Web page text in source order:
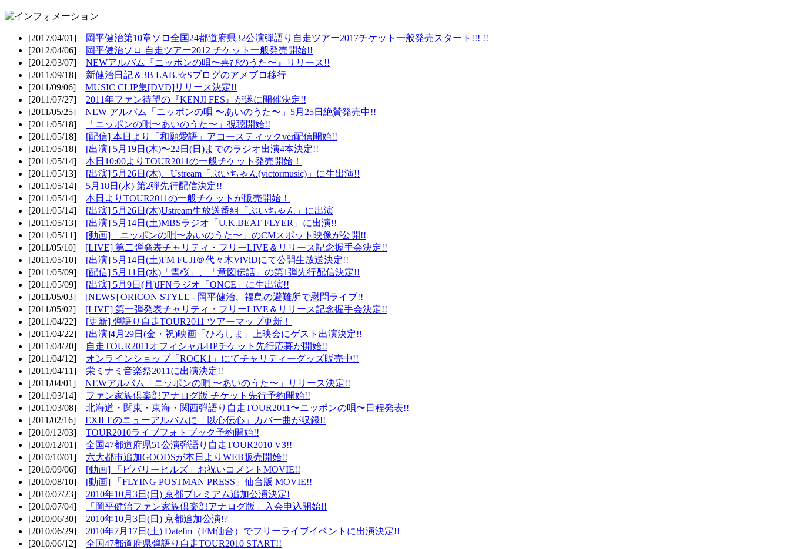
[2017/04/01]
岡平健治第10章ソロ全国24都道府県32公演弾語り自走ツアー2017チケット一般発売スタート!!! !!
[2012/04/06]
岡平健治ソロ 自走ツアー2012 チケット一般発売開始!!
[2012/03/07] NEWアルバム『ニッポンの唄〜喜びのうた〜』リリース!!
[2011/09/18] 新健治日記＆3B LAB.☆Sブログのアメブロ移行
[2011/09/06] MUSIC CLIP集[DVD]リリース決定!!
[2011/07/27] 2011年ファン待望の『KENJI FES』が遂に開催決定!!
[2011/05/25] NEW アルバム「ニッポンの唄 〜あいのうた〜」5月25日絶賛発売中!!
[2011/05/18]
「ニッポンの唄〜あいのうた〜」視聴開始!!
[2011/05/18] [配信] 本日より「和願愛語」アコースティックver配信開始!!
[2011/05/18] [出演] 5月19日(木)〜22日(日)までのラジオ出演4本決定!!
[2011/05/14] 本日10:00よりTOUR2011の一般チケット発売開始！
[2011/05/13] [出演] 5月26日(木)、Ustream「ぶいちゃん(victormusic)」に生出演!!
[2011/05/14] 5月18日(水) 第2弾先行配信決定!!
[2011/05/14] 本日よりTOUR2011の一般チケットが販売開始！
[2011/05/14] [出演] 5月26日(木)Ustream生放送番組「ぶいちゃん」に出演
[2011/05/13] [出演] 5月14日(土)MBSラジオ「U.K.BEAT FLYER」に出演!!
[2011/05/11] [動画]「ニッポンの唄〜あいのうた〜」のCMスポット映像が公開!!
[2011/05/10] [LIVE] 第二弾発表チャリティ・フリーLIVE＆リリース記念握手会決定!!
[2011/05/10] [出演] 5月14日(土)FM FUJI＠代々木ViViDにて公開生放送決定!!
[2011/05/09] [配信] 5月11日(水)「雪桜」、「意図伝話」の第1弾先行配信決定!!
[2011/05/09] [出演] 5月9日(月)JFNラジオ「ONCE」に生出演!!
[2011/05/03] [NEWS] ORICON STYLE - 岡平健治、福島の避難所で慰問ライブ!!
[2011/05/02] [LIVE] 第一弾発表チャリティ・フリーLIVE＆リリース記念握手会決定!!
[2011/04/22] [更新] 弾語り自走TOUR2011 ツアーマップ更新！
[2011/04/22] [出演]4月29日(金・祝)映画「ひろしま」上映会にゲスト出演決定!!
[2011/04/20]
自走TOUR2011オフィシャルHPチケット先行応募が開始!!
[2011/04/12] オンラインショップ「ROCK1」にてチャリティーグッズ販売中!!
[2011/04/11] 栄ミナミ音楽祭2011に出演決定!!
[2011/04/01] NEWアルバム「ニッポンの唄 〜あいのうた〜」リリース決定!!
[2011/03/14] ファン家族倶楽部アナログ版 チケット先行予約開始!!
[2011/03/08] 北海道・関東・東海・関西弾語り自走TOUR2011〜ニッポンの唄〜日程発表!!
[2011/02/16] EXILEのニューアルバムに「以心伝心」カバー曲が収録!!
[2010/12/03] TOUR2010ライブフォトブック予約開始!!
[2010/12/01] 全国47都道府県51公演弾語り自走TOUR2010 V3!!
[2010/10/01] 六大都市追加GOODSが本日よりWEB販売開始!!
[2010/09/06] [動画] 「ビバリーヒルズ」お祝いコメントMOVIE!!
[2010/08/10] [動画] 「FLYING POSTMAN PRESS」仙台版 MOVIE!!
[2010/07/23] 2010年10月3日(日) 京都プレミアム追加公演決定!
[2010/07/04]
「岡平健治ファン家族倶楽部アナログ版」入会申込開始!!
[2010/06/30] 2010年10月3日(日) 京都追加公演!?
[2010/06/29] 2010年7月17日(土) Datefm（FM仙台）でフリーライブイベントに出演決定!!
[2010/06/12] 全国47都道府県弾語り自走TOUR2010 START!!